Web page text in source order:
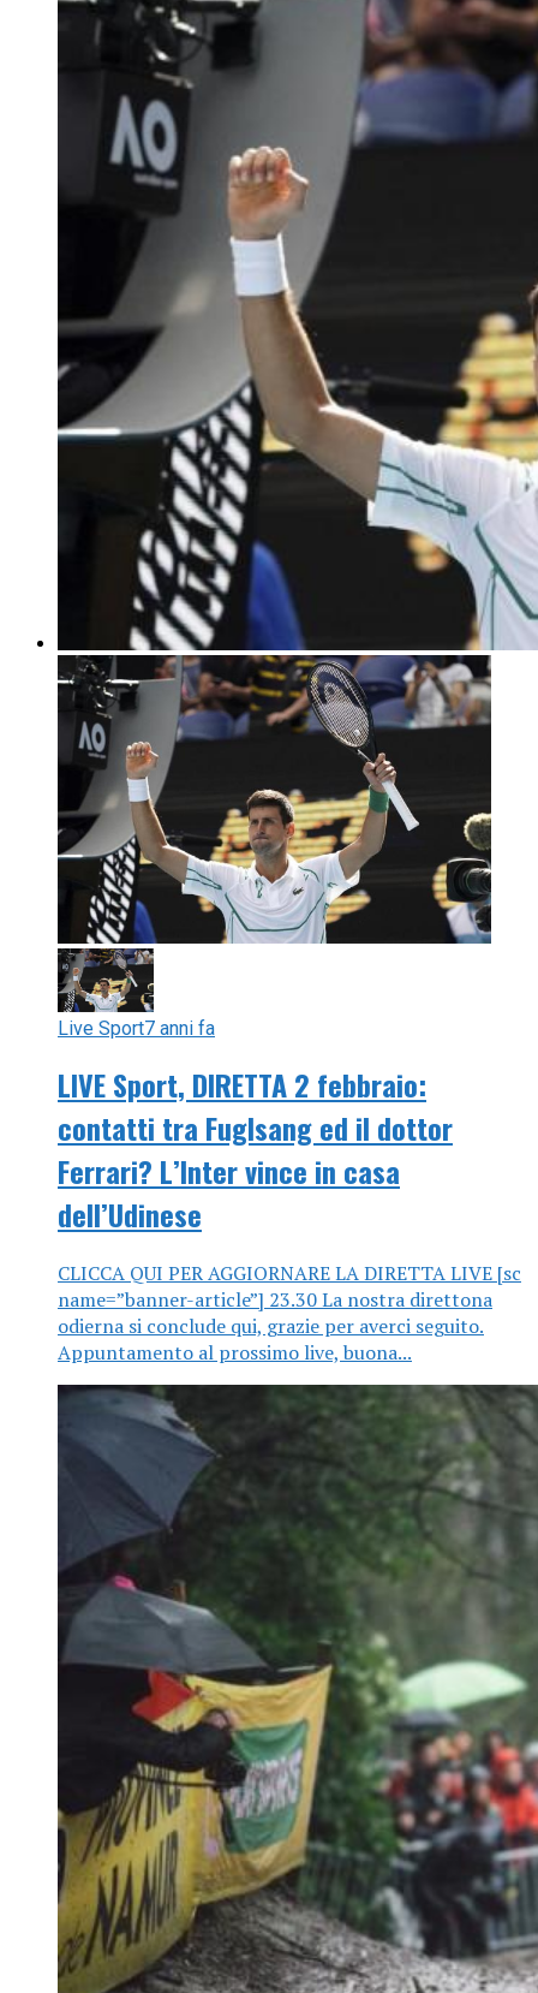
Live Sport7 anni fa
LIVE Sport, DIRETTA 2 febbraio:
contatti tra Fuglsang ed il dottor
Ferrari? L’Inter vince in casa
dell’Udinese
CLICCA QUI PER AGGIORNARE LA DIRETTA LIVE [sc
name=”banner-article”] 23.30 La nostra direttona
odierna si conclude qui, grazie per averci seguito.
Appuntamento al prossimo live, buona...